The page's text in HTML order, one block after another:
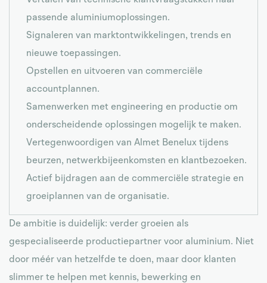
passende aluminiumoplossingen.
Signaleren van marktontwikkelingen, trends en
nieuwe toepassingen.
Opstellen en uitvoeren van commerciële
accountplannen.
Samenwerken met engineering en productie om
onderscheidende oplossingen mogelijk te maken.
Vertegenwoordigen van Almet Benelux tijdens
beurzen, netwerkbijeenkomsten en klantbezoeken.
Actief bijdragen aan de commerciële strategie en
groeiplannen van de organisatie.
De ambitie is duidelijk: verder groeien als
gespecialiseerde productiepartner voor aluminium. Niet
door méér van hetzelfde te doen, maar door klanten
slimmer te helpen met kennis, bewerking en